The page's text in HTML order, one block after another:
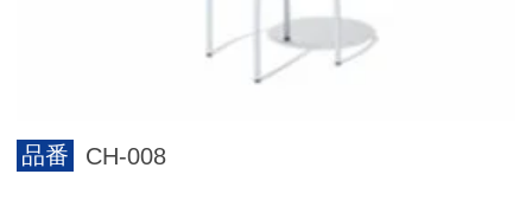
品番 CH-008